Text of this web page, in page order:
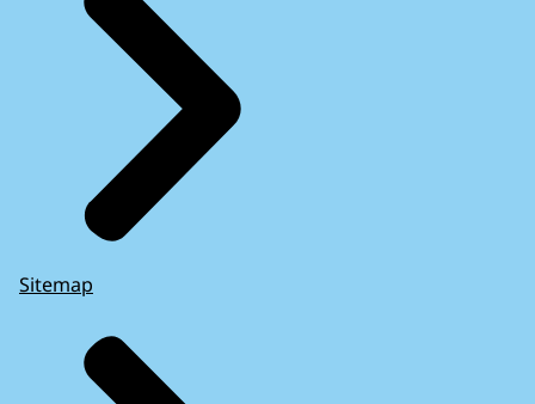
Sitemap